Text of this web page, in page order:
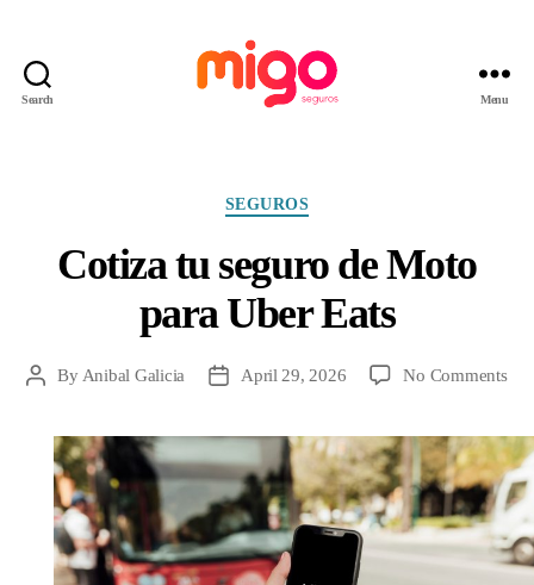
Search Menu
Categories
SEGUROS
Cotiza tu seguro de Moto
para Uber Eats
PostBy Anibal Galicia
PostApril 29, 2026 No Commentson
de